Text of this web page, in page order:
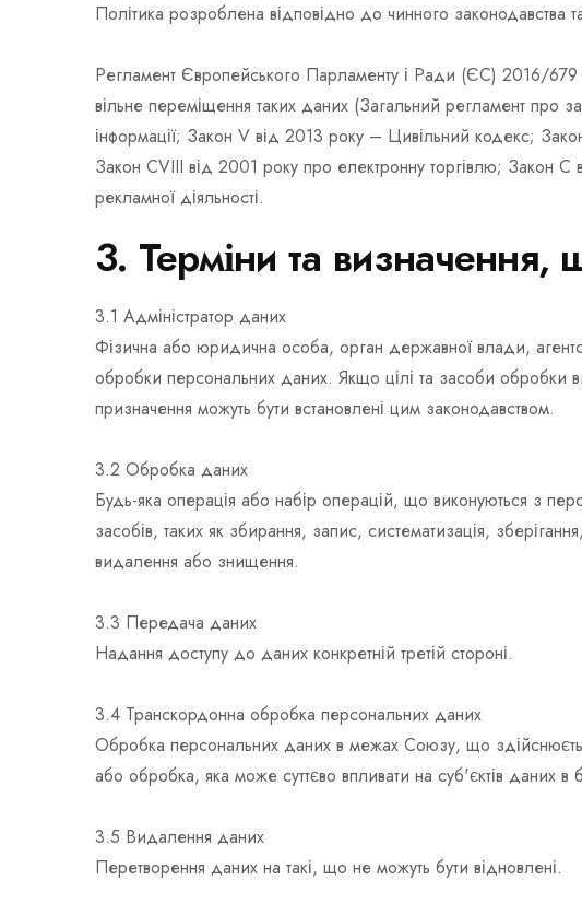
Політика розроблена відповідно до чинного
Регламент Європейського Парламенту і Ради (ЄС) 2016/679
вільне переміщення таких даних (Загальний регламент про
інформації; Закон V від 2013 року – Цивільний кодекс;
Закон CVIII від 2001 року про електронну торгівлю; Закон C
рекламної діяльності.
3. Терміни та визначення,
3.1 Адміністратор даних
Фізична або юридична особа, орган державної влади,
обробки персональних даних. Якщо цілі та засоби обробки
призначення можуть бути встановлені цим законодавством.
3.2 Обробка даних
Будь-яка операція або набір операцій, що виконуються з
засобів, таких як збирання, запис, систематизація,
видалення або знищення.
3.3 Передача даних
Надання доступу до даних конкретній третій стороні.
3.4 Транскордонна обробка персональних даних
Обробка персональних даних в межах Союзу, що
або обробка, яка може суттєво впливати на суб'єктів даних в
3.5 Видалення даних
Перетворення даних на такі, що не можуть бути відновлені.